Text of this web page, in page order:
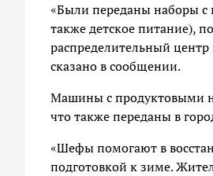
«Были переданы наборы с
также детское питание),
распределительный
сказано в сообщении.
Машины с продуктовыми
что также переданы в
«Шефы помогают в
подготовкой к зиме.